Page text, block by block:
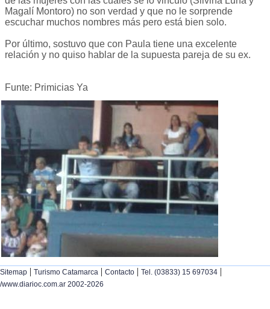
Magalí Montoro) no son verdad y que no le sorprende
escuchar muchos nombres más pero está bien solo.
Por último, sostuvo que con Paula tiene una excelente
relación y no quiso hablar de la supuesta pareja de su ex.
Funte: Primicias Ya
Sitemap | Turismo Catamarca | Contacto | Tel. (03833) 15 697034 |
/www.diarioc.com.ar 2002-2026